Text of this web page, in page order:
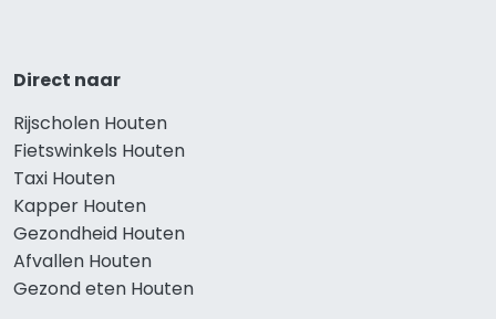
Direct naar
Rijscholen Houten
Fietswinkels Houten
Taxi Houten
Kapper Houten
Gezondheid Houten
Afvallen Houten
Gezond eten Houten